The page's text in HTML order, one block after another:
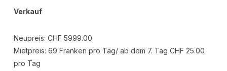
Verkauf
Neupreis: CHF 5999.00
Mietpreis: 69 Franken pro Tag/ ab dem 7. Tag CHF 25.00
pro Tag